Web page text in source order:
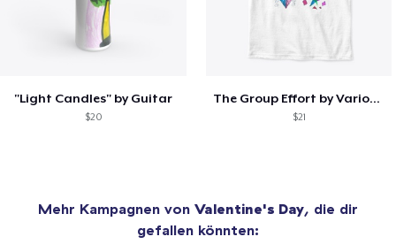
"Light Candles" by Guitar
$20
The Group Effort by Various Artists
$21
Mehr Kampagnen von Valentine's Day, die dir
gefallen könnten: